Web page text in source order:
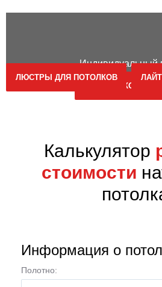
Индивидуальный
ЗАКАЗАТЬ
ЛЮСТРЫ ДЛЯ ПОТОЛКОВ
Калькулятор
стоимости
Информация о
Полотно: